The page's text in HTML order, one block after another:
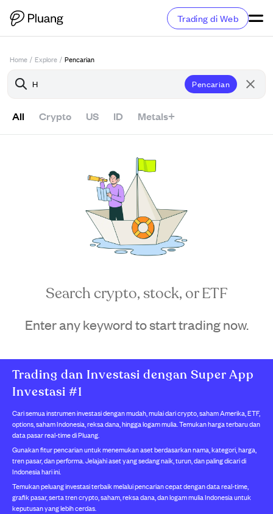
Trading di Web
Home / Explore / Pencarian
Pencarian
All Crypto US ID Metals+
Search crypto, stock, or ETF
Enter any keyword to start trading now.
Trading dan Investasi dengan Super App
Investasi #1
Cari semua instrumen investasi dengan mudah, mulai dari crypto, saham Amerika, ETF,
options, saham Indonesia, reksa dana, hingga logam mulia. Temukan harga terbaru dan
data pasar real-time di Pluang.
Gunakan fitur pencarian untuk menemukan aset berdasarkan nama, kategori, harga,
tren pasar, dan performa. Jelajahi aset yang sedang naik, turun, dan paling dicari di
Indonesia hari ini.
Temukan peluang investasi terbaik melalui pencarian cepat dengan data real-time,
grafik pasar, serta tren crypto, saham, reksa dana, dan logam mulia Indonesia untuk
keputusan yang lebih cerdas.